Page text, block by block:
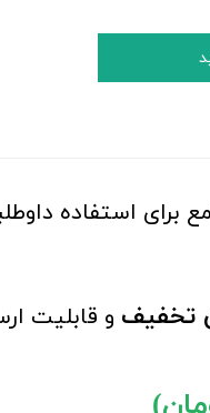
برای استفاده
تخفیف و قابلیت